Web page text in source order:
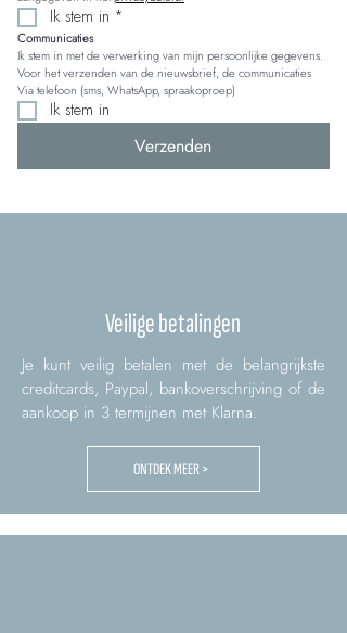
Ik stem in *
Communicaties
Ik stem in met de verwerking van mijn persoonlijke gegevens.
Voor het verzenden van de nieuwsbrief, de communicaties
Via telefoon (sms, WhatsApp, spraakoproep)
Ik stem in
Verzenden
Veilige betalingen
Je kunt veilig betalen met de belangrijkste
creditcards, Paypal, bankoverschrijving of de
aankoop in 3 termijnen met Klarna.
ONTDEK MEER >